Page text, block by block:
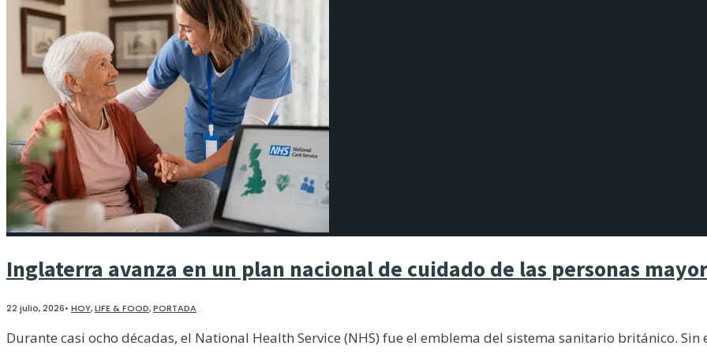
Inglaterra avanza en un plan nacional de cuidado de las personas
22 julio, 2026• HOY,LIFE & FOOD,PORTADA
Durante casi ocho décadas, el National Health Service (NHS) fue el emblema del sistema sanitario británico. Sin